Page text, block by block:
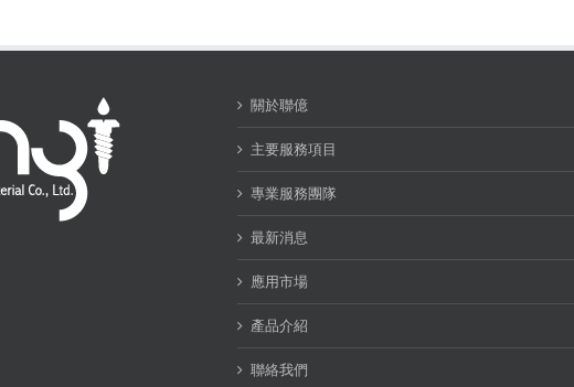
關於聯億
主要服務項目
專業服務團隊
最新消息
應用市場
產品介紹
聯絡我們